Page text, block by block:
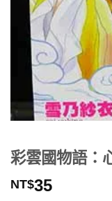
彩雲國物語：
NT$35